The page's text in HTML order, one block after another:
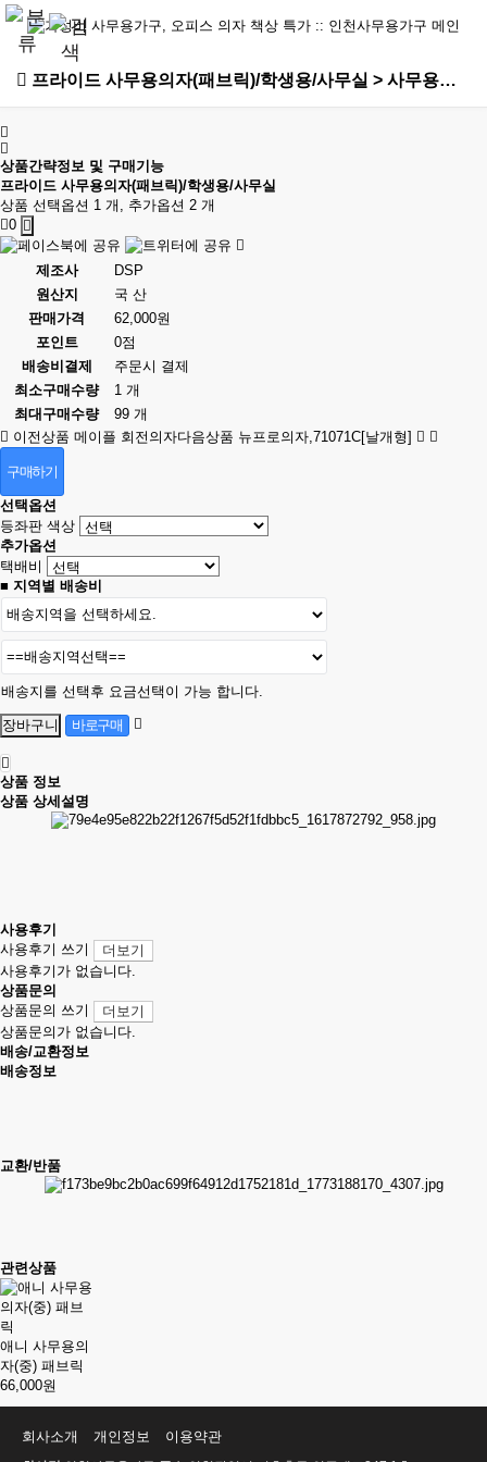
프라이드 사무용의자(패브릭)/학생용/사무실 > 사무용의자
상품간략정보 및 구매기능
프라이드 사무용의자(패브릭)/학생용/사무실
상품 선택옵션 1 개, 추가옵션 2 개
0
제조사
DSP
원산지
국 산
판매가격
62,000원
포인트
0점
배송비결제
주문시 결제
최소구매수량
1 개
최대구매수량
99 개
이전상품 메이플 회전의자다음상품 뉴프로의자,71071C[날개형]
구매하기
선택옵션
등좌판 색상
추가옵션
택배비
■ 지역별 배송비
배송지를 선택후 요금선택이 가능 합니다.
상품 정보
상품 상세설명
사용후기
사용후기 쓰기
더보기
사용후기가 없습니다.
상품문의
상품문의 쓰기
더보기
상품문의가 없습니다.
배송/교환정보
배송정보
교환/반품
관련상품
애니 사무용의
자(중) 패브릭
66,000원
회사소개 개인정보 이용약관